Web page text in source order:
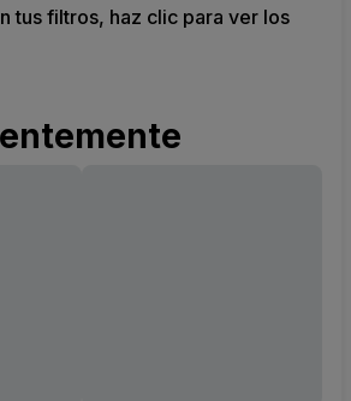
tus filtros, haz clic para ver los